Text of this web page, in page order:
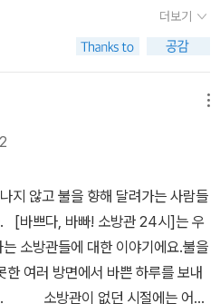
지만 구체적으로 파악하면서 감사의
요. 어린이들도 마찬가지로, 단순
체험 기관에서의 일회적 체험하는
관의 24시를 따라가며 이분들의 헌
이 되어서도 어린이 책에서 많은
낌입니다.
. 크고 작은 인재, 누구도 막을 수
저 앞장서서 마지막 한명까지 도움
준다. 또한 다른 나라의 소방관도
소방서와 소방관이 존재한다고
없고 자원봉사자들이 일을 하다
간다고 한다.위험한 일을 자처해
아니다.왜? 전문소방관이 없는지
배우는 것이 좀 더 안전할 텐데말이
대로 자원봉사자로 하는 것이나
고 큰 소리로 말한다. 책을 읽다가
하는일뿐만아니라 과거의 모습들도
나무등으로 많이 지어져있어서 더
을 서서 물양동
말 인상적이네요 ^^ 우리가 생각
들이 정말 많더라구요 다방면으로
노력해주시는 소방관들분들의 노
이들과 함께 읽어본 재미있었던
시
더보기
지 않고 불을 향해 달려가는 사람들
​​[바쁘다, 바빠! 소방관 24시]는 우
소방관들에 대한 이야기에요.불을
여러 방면에서 바쁜 하루를 보내
.​​ ​ 소방관이 없던 시절에는 어떻